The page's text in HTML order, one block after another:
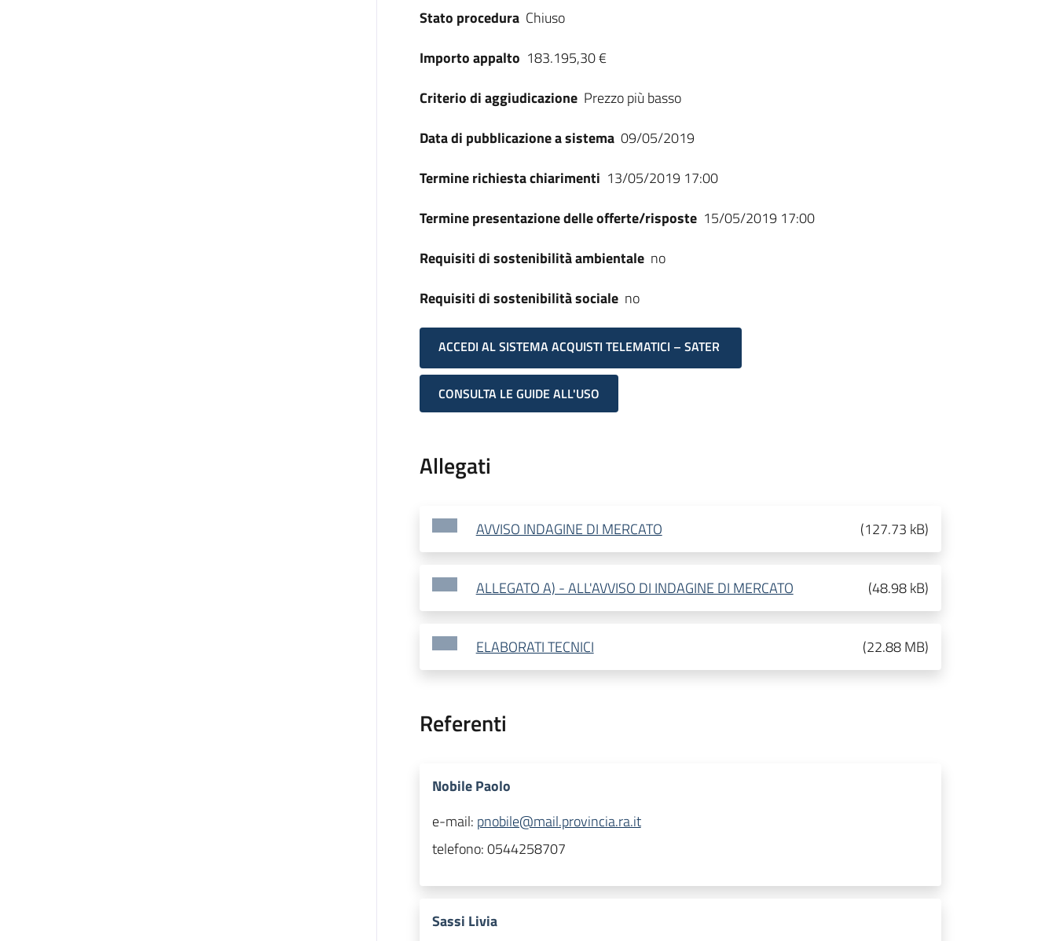
Stato procedura Chiuso
Importo appalto 183.195,30 €
Criterio di aggiudicazione Prezzo più basso
Data di pubblicazione a sistema 09/05/2019
Termine richiesta chiarimenti 13/05/2019 17:00
Termine presentazione delle offerte/risposte 15/05/2019 17:00
Requisiti di sostenibilità ambientale no
Requisiti di sostenibilità sociale no
ACCEDI AL SISTEMA ACQUISTI TELEMATICI – SATER
CONSULTA LE GUIDE ALL'USO
Allegati
AVVISO INDAGINE DI MERCATO (127.73 kB)
ALLEGATO A) - ALL'AVVISO DI INDAGINE DI MERCATO (48.98 kB)
ELABORATI TECNICI (22.88 MB)
Referenti
Nobile Paolo
e-mail: pnobile@mail.provincia.ra.it
telefono:0544258707
Sassi Livia